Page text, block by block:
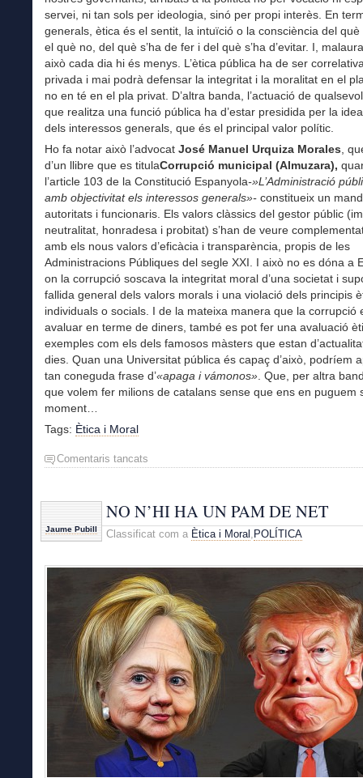
servei, ni tan sols per ideologia, sinó per propi interès. En
generals, ètica és el sentit, la intuïció o la consciència del què
el què no, del què s’ha de fer i del què s’ha d’evitar. I,
això cada dia hi és menys. L’ètica pública ha de ser
privada i mai podrà defensar la integritat i la moralitat en el
no en té en el pla privat. D’altra banda, l’actuació de
que realitza una funció pública ha d’estar presidida per la
dels interessos generals, que és el principal valor polític.
Ho fa notar això l’advocat José Manuel Urquiza Morales,
d’un llibre que es titulaCorrupció municipal (Almuzara),
l’article 103 de la Constitució Espanyola-»L’Administració
amb objectivitat els interessos generals»- constitueix un
autoritats i funcionaris. Els valors clàssics del gestor públic
neutralitat, honradesa i probitat) s’han de veure
amb els nous valors d’eficàcia i transparència, propis de les
Administracions Públiques del segle XXI. I això no es dóna a
on la corrupció soscava la integritat moral d’una societat i
fallida general dels valors morals i una violació dels principis
individuals o socials. I de la mateixa manera que la corrupció
avaluar en terme de diners, també es pot fer una avaluació
exemples com els dels famosos màsters que estan
dies. Quan una Universitat pública és capaç d’això, podríem
tan coneguda frase d’«apaga i vámonos». Que, per altra
que volem fer milions de catalans sense que ens en puguem
moment…
Tags: Ètica i Moral
Comentaris tancats
Jaume Pubill
NO N’HI HA UN PAM DE NET
Classificat com a Ètica i Moral , POLÍTICA